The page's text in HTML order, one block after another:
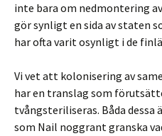
inte bara om nedmontering
gör synligt en sida av staten
har ofta varit osynligt i de
Vi vet att kolonisering av
har en translag som
tvångsteriliseras. Båda
som Nail noggrant granska